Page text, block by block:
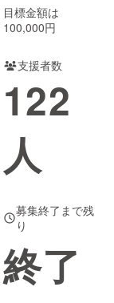
Creation
ミュニティ
目標金額は
100,000円
支援者数
122
人
募集終了まで残
り
終了